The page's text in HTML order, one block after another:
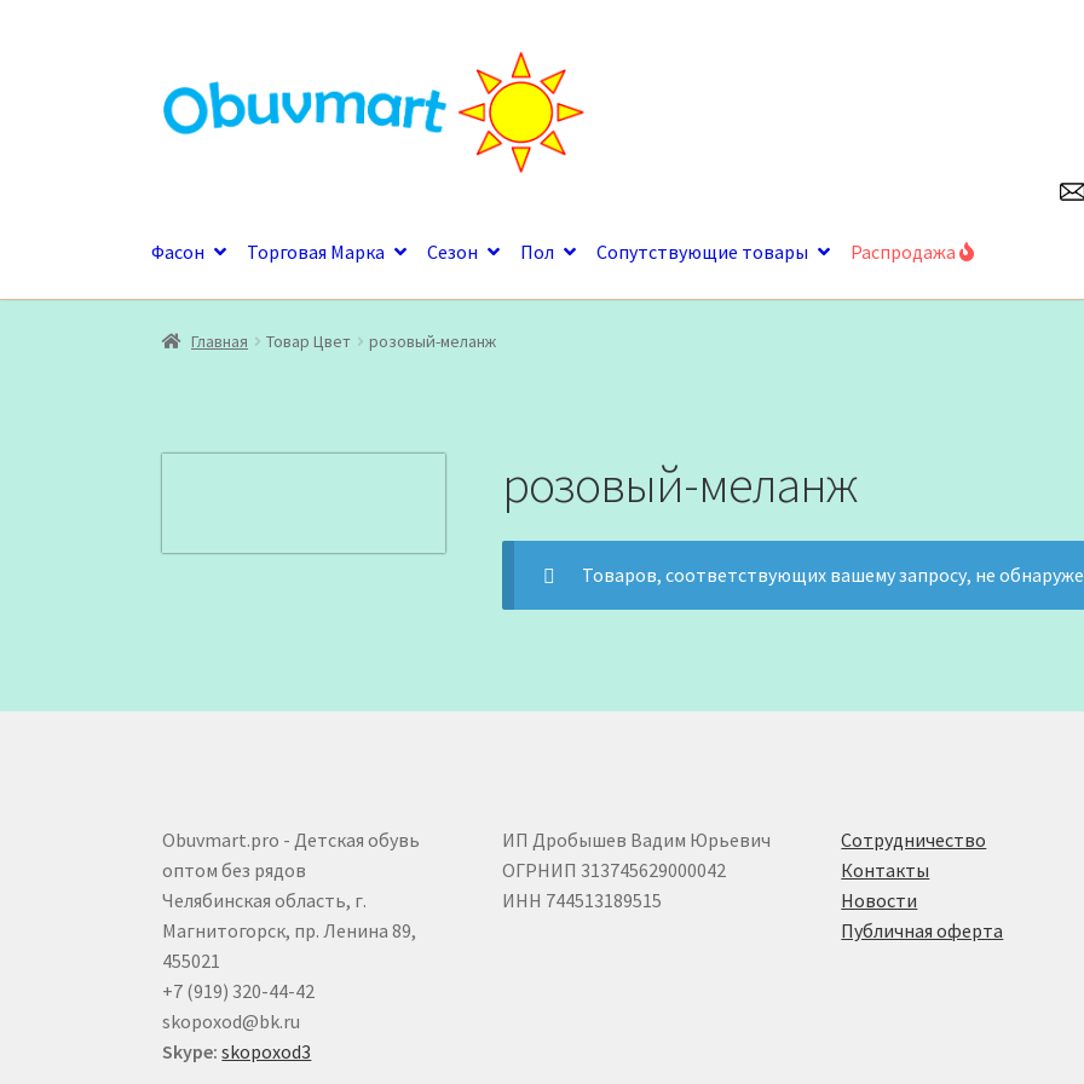
к
навигации
к
содержимому
Фасон Торговая Марка Сезон Пол Сопутствующие товары Распродажа
Главная Товар Цвет розовый-меланж
розовый-меланж
Товаров, соответствующих вашему запросу, не
Obuvmart.pro - Детская обувь
оптом без рядов
Челябинская область, г.
Магнитогорск, пр. Ленина 89,
455021
+7 (919) 320-44-42
skopoxod@bk.ru
Skype: skopoxod3
ИП Дробышев Вадим Юрьевич
ОГРНИП 313745629000042
ИНН 744513189515
Сотрудничество
Контакты
Новости
Публичная оферта